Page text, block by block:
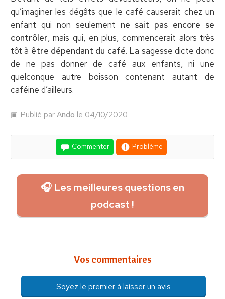
qu’imaginer les dégâts que le café causerait chez un
enfant qui non seulement ne sait pas encore se
contrôler, mais qui, en plus, commencerait alors très
tôt à être dépendant du café. La sagesse dicte donc
de ne pas donner de café aux enfants, ni une
quelconque autre boisson contenant autant de
caféine d’ailleurs.
Publié parAndo le 04/10/2020
Commenter Problème
🎧 Les meilleures questions en
podcast !
Vos commentaires
Soyez le premier à laisser un avis